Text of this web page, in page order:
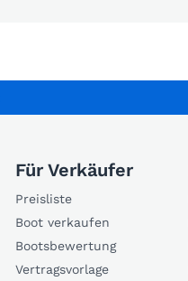
Für Verkäufer
Preisliste
Boot verkaufen
Bootsbewertung
Vertragsvorlage